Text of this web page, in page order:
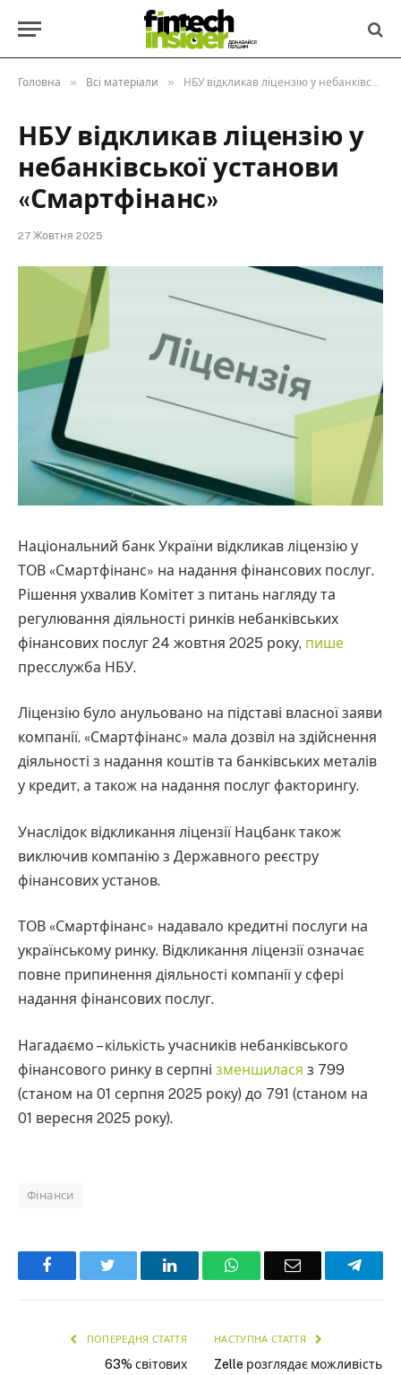
Головна » Всі матеріали » НБУ відкликав ліцензію у небанківської установи «Смартфінанс»
НБУ відкликав ліцензію у
небанківської установи
«Смартфінанс»
27 Жовтня 2025
Національний банк України відкликав ліцензію у
ТОВ «Смартфінанс» на надання фінансових послуг.
Рішення ухвалив Комітет з питань нагляду та
регулювання діяльності ринків небанківських
фінансових послуг 24 жовтня 2025 року, пише
пресслужба НБУ.
Ліцензію було анульовано на підставі власної заяви
компанії. «Смартфінанс» мала дозвіл на здійснення
діяльності з надання коштів та банківських металів
у кредит, а також на надання послуг факторингу.
Унаслідок відкликання ліцензії Нацбанк також
виключив компанію з Державного реєстру
фінансових установ.
ТОВ «Смартфінанс» надавало кредитні послуги на
українському ринку. Відкликання ліцензії означає
повне припинення діяльності компанії у сфері
надання фінансових послуг.
Нагадаємо – кількість учасників небанківського
фінансового ринку в серпні зменшилася з 799
(станом на 01 серпня 2025 року) до 791 (станом на
01 вересня 2025 року).
Фінанси
Facebook LinkedInWhatsAppEmail
ПОПЕРЕДНЯ СТАТТЯ
63% світових
НАСТУПНА СТАТТЯ
Zelle розглядає можливість